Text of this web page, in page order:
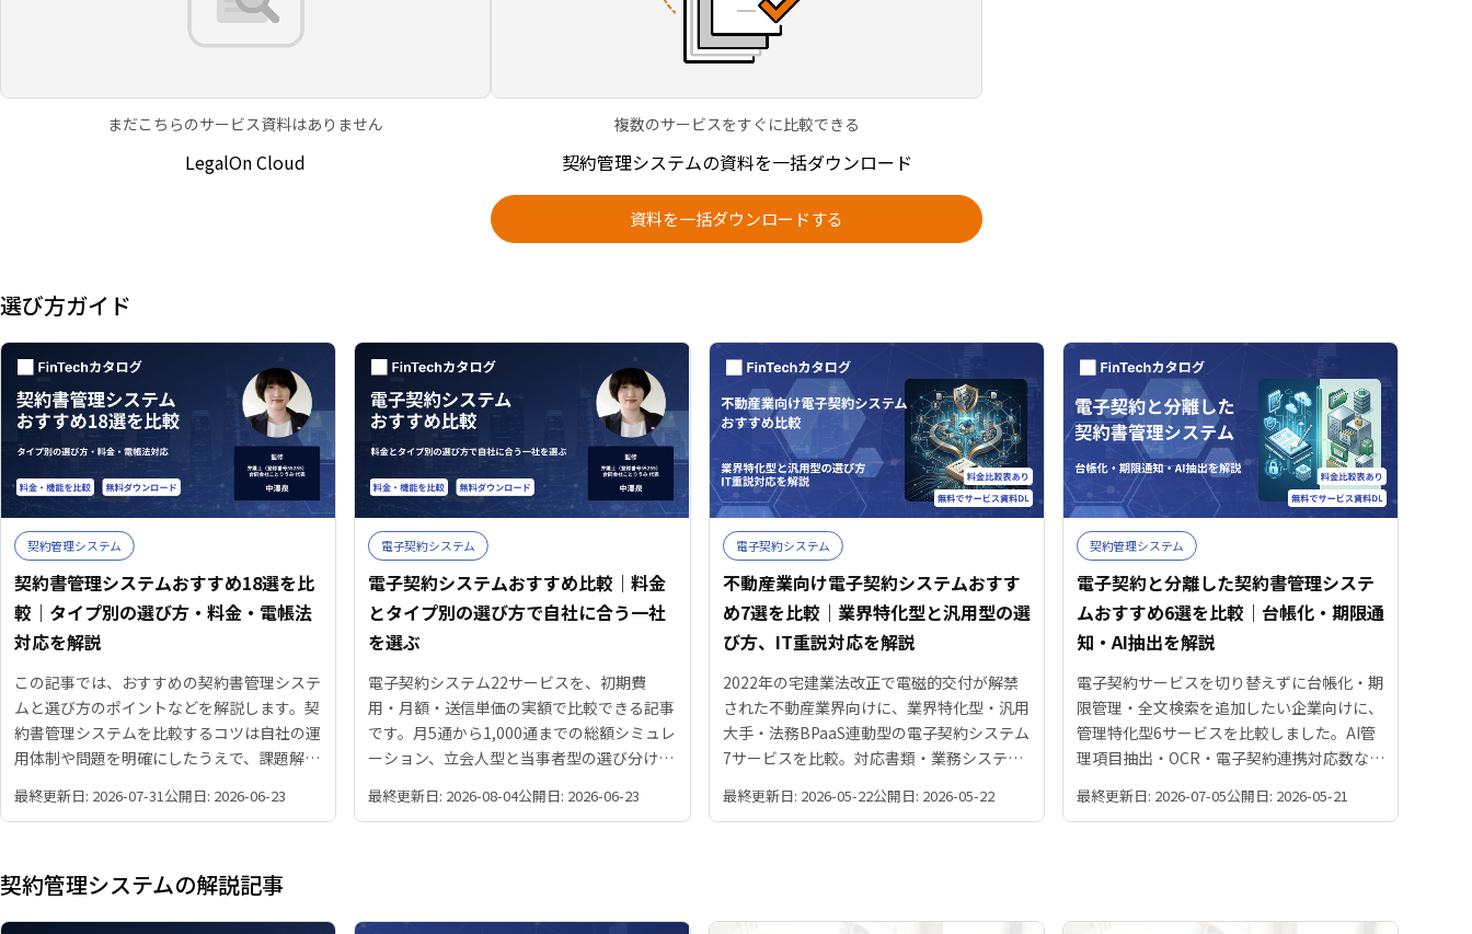
まだこちらのサービス資料はありません
LegalOn Cloud
複数のサービスをすぐに比較できる
契約管理システムの資料を一括ダウンロード
資料を一括ダウンロードする
選び方ガイド
契約管理システム
契約書管理システムおすすめ18選を比
較｜タイプ別の選び方・料金・電帳法
対応を解説
この記事では、おすすめの契約書管理システ
ムと選び方のポイントなどを解説します。契
約書管理システムを比較するコツは自社の運
用体制や問題を明確にしたうえで、課題解決
最終更新日: 2026-07-31公開日: 2026-06-23
電子契約システム
電子契約システムおすすめ比較｜料金
とタイプ別の選び方で自社に合う一社
を選ぶ
電子契約システム22サービスを、初期費
用・月額・送信単価の実額で比較できる記事
です。月5通から1,000通までの総額シミュレ
ーション、立会人型と当事者型の選び分け、
もとで整理しています。タイプ別の比較表と
最終更新日: 2026-08-04公開日: 2026-06-23
電子契約システム
不動産業向け電子契約システムおすす
め7選を比較｜業界特化型と汎用型の選
び方、IT重説対応を解説
2022年の宅建業法改正で電磁的交付が解禁
された不動産業界向けに、業界特化型・汎用
大手・法務BPaaS連動型の電子契約システム
7サービスを比較。対応書類・業務システム
選び方を解説します。
最終更新日: 2026-05-22公開日: 2026-05-22
契約管理システム
電子契約と分離した契約書管理システ
ムおすすめ6選を比較｜台帳化・期限通
知・AI抽出を解説
電子契約サービスを切り替えずに台帳化・期
限管理・全文検索を追加したい企業向けに、
管理特化型6サービスを比較しました。AI管
理項目抽出・OCR・電子契約連携対応数など
最終更新日: 2026-07-05公開日: 2026-05-21
契約管理システムの解説記事